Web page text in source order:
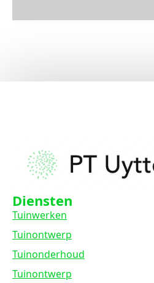
Diensten
Tuinwerken
Tuinontwerp
Tuinonderhoud
Tuinontwerp